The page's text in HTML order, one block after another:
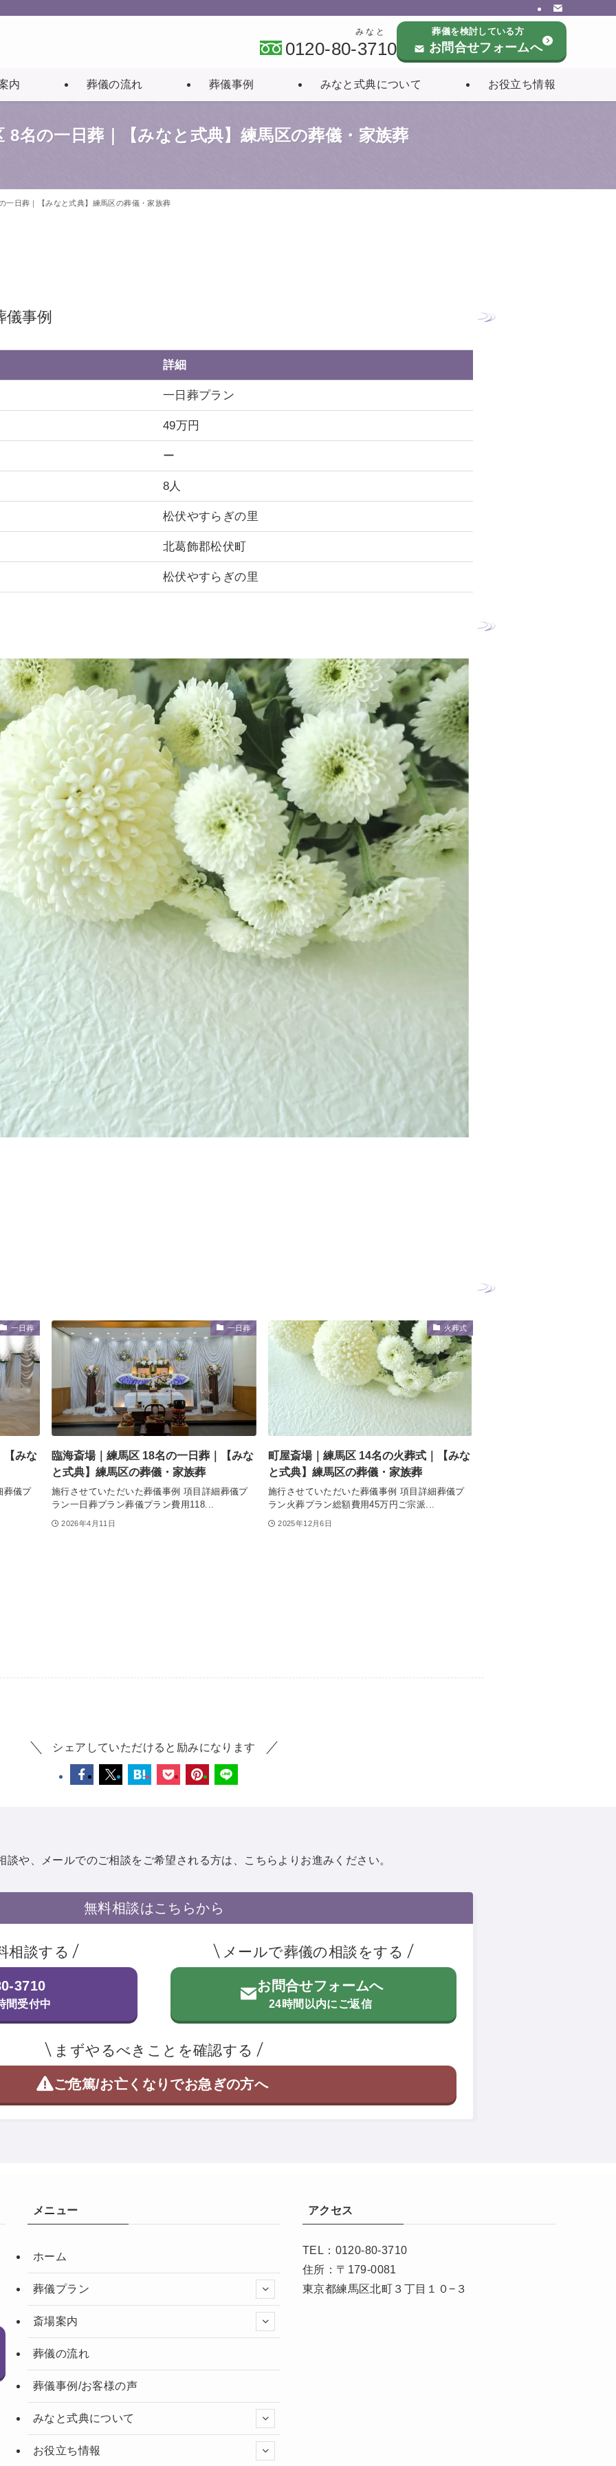
内 葬儀の流れ 葬儀事例 みなと式典について お役立ち情報
みなと
0120-80-3710
葬儀を検討している方
お問合せフォームへ
8名の一日葬｜【みなと式典】練馬区の葬儀・家族葬
一日葬｜【みなと式典】練馬区の葬儀・家族葬
事例
詳細
一日葬プラン
49万円
ー
8人
松伏やすらぎの里
北葛飾郡松伏町
松伏やすらぎの里
一日葬
【みな
葬儀プ
一日葬
臨海斎場｜練馬区 18名の一日葬｜【みな
と式典】練馬区の葬儀・家族葬
施行させていただいた葬儀事例 項目詳細葬儀プ
ラン一日葬プラン葬儀プラン費用118...
2026年4月11日
火葬式
町屋斎場｜練馬区 14名の火葬式｜【みな
と式典】練馬区の葬儀・家族葬
施行させていただいた葬儀事例 項目詳細葬儀プ
ラン火葬プラン総額費用45万円ご宗派...
2025年12月6日
シェアしていただけると励みになります
談や、メールでのご相談を ご希望される方は、こちらよりお進みください。
無料相談はこちらから
相談する
3710
間受付中
メールで葬儀の相談をする
お問合せフォームへ
24時間以内にご返信
まずやるべきことを確認する
ご危篤/お亡くなりでお急ぎの方へ
メニュー
ホーム
葬儀プラン
斎場案内
葬儀の流れ
葬儀事例/お客様の声
みなと式典について
お役立ち情報
アクセス
TEL：0120-80-3710
住所：〒179-0081
東京都練馬区北町３丁目１０−３